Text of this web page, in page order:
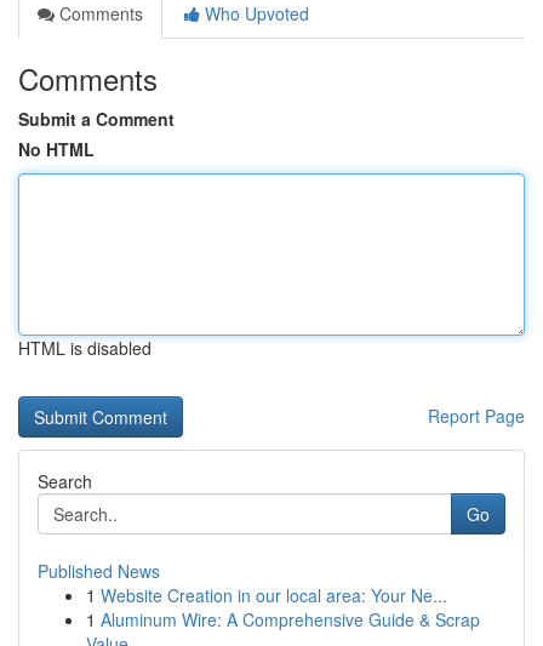
Comments
Who Upvoted
Comments
Submit a Comment
No HTML
HTML is disabled
Report Page
Search
Go
Published News
1 Website Creation in our local area: Your Ne...
1 Aluminum Wire: A Comprehensive Guide & Scrap